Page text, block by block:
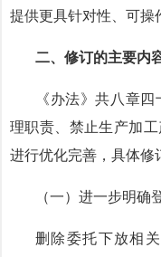
提供更具针对性、可操
二、修订的主要内
《办法》共八章
理职责、禁止生产加
进行优化完善，具体修
（一）进一步明确
删除委托下放相